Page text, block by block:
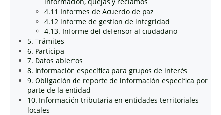
4.11 Informes de Acuerdo de paz
4.12 informe de gestion de integridad
4.13. Informe del defensor al ciudadano
5. Trámites
6. Participa
7. Datos abiertos
8. Información específica para grupos de interés
9. Obligación de reporte de información específica por
parte de la entidad
10. Información tributaria en entidades territoriales
locales